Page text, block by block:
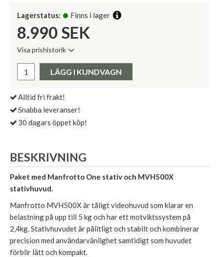
Lagerstatus: Finns i lager
8.990 SEK
Visa prishistorik
Pris:
LÄGG I KUNDVAGN
Alltid fri frakt!
Snabba leveranser!
30 dagars öppet köp!
BESKRIVNING
Paket med Manfrotto One stativ och MVH500X
stativhuvud.
Manfrotto MVH500X är tåligt videohuvud som klarar en
belastning på upp till 5 kg och har ett motviktssystem på
2,4kg. Stativhuvudet är pålitligt och stabilt och kombinerar
precision med användarvänlighet samtidigt som huvudet
förblir lätt och kompakt.